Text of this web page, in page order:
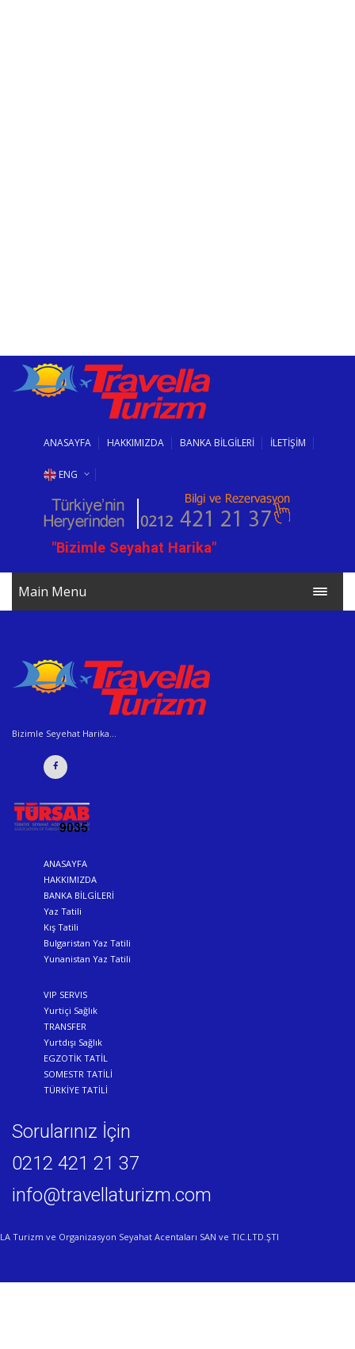
ANASAYFA HAKKIMIZDA BANKA BİLGİLERİ İLETİŞİM
ENG
RUS
BG
"Bizimle Seyahat Harika"
Main Menu
Bizimle Seyehat Harika...
ANASAYFA
HAKKIMIZDA
BANKA BİLGİLERİ
Yaz Tatili
Kış Tatili
Bulgaristan Yaz Tatili
Yunanistan Yaz Tatili
VIP SERVIS
Yurtiçi Sağlık
TRANSFER
Yurtdışı Sağlık
EGZOTİK TATİL
SOMESTR TATİLİ
TÜRKİYE TATİLİ
Sorularınız İçin
0212 421 21 37
info@travellaturizm.com
LA Turizm ve Organizasyon Seyahat Acentaları SAN ve TIC.LTD.ŞTI